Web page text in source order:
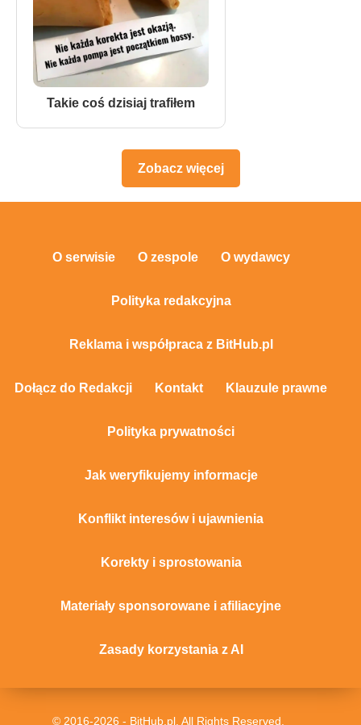
Takie coś dzisiaj trafiłem
Zobacz więcej
O serwisie O zespole O wydawcy
Polityka redakcyjna
Reklama i współpraca z BitHub.pl
Dołącz do Redakcji Kontakt Klauzule prawne
Polityka prywatności
Jak weryfikujemy informacje
Konflikt interesów i ujawnienia
Korekty i sprostowania
Materiały sponsorowane i afiliacyjne
Zasady korzystania z AI
© 2016-2026 - BitHub.pl. All Rights Reserved.